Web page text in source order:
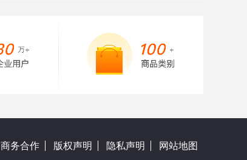
商务合作 版权声明 隐私声明 网站地图